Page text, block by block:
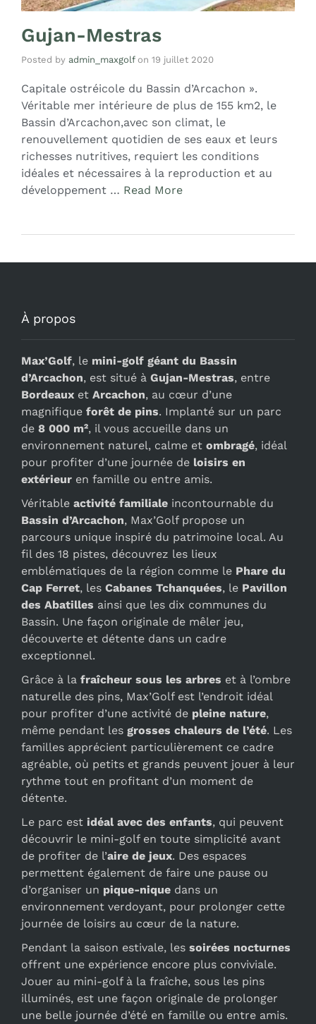
Gujan-Mestras
Posted by admin_maxgolf on 19 juillet 2020
Capitale ostréicole du Bassin d’Arcachon ».
Véritable mer intérieure de plus de 155 km2, le
Bassin d’Arcachon,avec son climat, le
renouvellement quotidien de ses eaux et leurs
richesses nutritives, requiert les conditions
idéales et nécessaires à la reproduction et au
développement … Read More
À propos
Max’Golf, le mini-golf géant du Bassin
d’Arcachon, est situé à Gujan-Mestras, entre
Bordeaux et Arcachon, au cœur d’une
magnifique forêt de pins. Implanté sur un parc
de 8 000 m², il vous accueille dans un
environnement naturel, calme et ombragé, idéal
pour profiter d’une journée de loisirs en
extérieur en famille ou entre amis.
Véritable activité familiale incontournable du
Bassin d’Arcachon, Max’Golf propose un
parcours unique inspiré du patrimoine local. Au
fil des 18 pistes, découvrez les lieux
emblématiques de la région comme le Phare du
Cap Ferret, les Cabanes Tchanquées, le Pavillon
des Abatilles ainsi que les dix communes du
Bassin. Une façon originale de mêler jeu,
découverte et détente dans un cadre
exceptionnel.
Grâce à la fraîcheur sous les arbres et à l’ombre
naturelle des pins, Max’Golf est l’endroit idéal
pour profiter d’une activité de pleine nature,
même pendant les grosses chaleurs de l’été. Les
familles apprécient particulièrement ce cadre
agréable, où petits et grands peuvent jouer à leur
rythme tout en profitant d’un moment de
détente.
Le parc est idéal avec des enfants, qui peuvent
découvrir le mini-golf en toute simplicité avant
de profiter de l’aire de jeux. Des espaces
permettent également de faire une pause ou
d’organiser un pique-nique dans un
environnement verdoyant, pour prolonger cette
journée de loisirs au cœur de la nature.
Pendant la saison estivale, les soirées nocturnes
offrent une expérience encore plus conviviale.
Jouer au mini-golf à la fraîche, sous les pins
illuminés, est une façon originale de prolonger
une belle journée d’été en famille ou entre amis.